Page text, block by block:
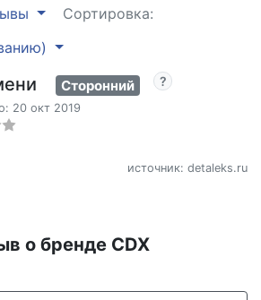
Сортировка:
Сторонний
20 окт 2019
источник: detaleks.ru
о бренде CDX